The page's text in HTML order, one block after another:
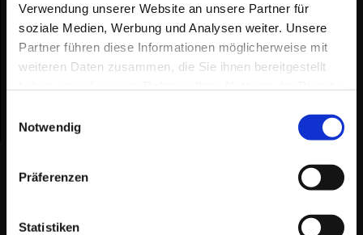
Verwendung unserer Website an unsere Partner für
soziale Medien, Werbung und Analysen weiter. Unsere
Partner führen diese Informationen möglicherweise mit
weiteren Daten zusammen, die Sie ihnen bereitgestellt
Notwendig
Präferenzen
Statistiken
Hier finden Sie uns
RF Eventservice & Künstleragentur